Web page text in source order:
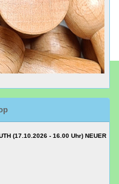
(17.10.2026 - 16.00 Uhr) NEUER